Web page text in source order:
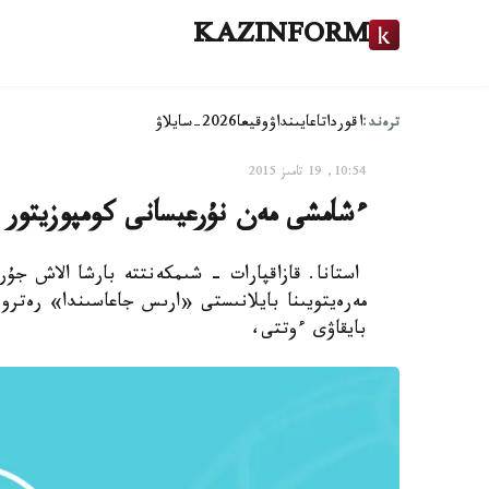
KAZINFORM
ترەند:اقورداتاعايىنداۋوقيعا2026-سايلاۋ
10:54, 19 تامىز 2015
ءشامشى مەن نۇرعيسانى
مەرەيتويىنا بايلانىستى «ارىس جاعاسىندا»
بايقاۋى ءوتتى،